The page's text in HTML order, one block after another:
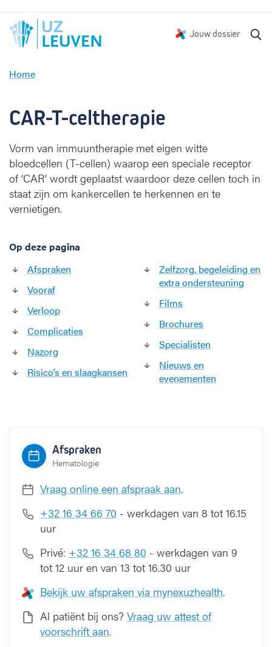
Jouw dossier
Home
R
-
-
c
e
l
t
h
r
p
e
CAR-T-celtherapie
Vorm van immuuntherapie met eigen witte
bloedcellen (T-cellen) waarop een speciale receptor
of ‘CAR’ wordt geplaatst waardoor deze cellen toch in
staat zijn om kankercellen te herkennen en te
vernietigen.
Op deze pagina
Afspraken
Vooraf
Verloop
Complicaties
Nazorg
Risico’s en slaagkansen
Zelfzorg, begeleiding en
extra ondersteuning
Films
Brochures
Specialisten
Nieuws en
evenementen
Afspraken
Hematologie
Vraag online een afspraak aan.
+32 16 34 66 70 - werkdagen van 8 tot 16.15
uur
Privé: +32 16 34 68 80 - werkdagen van 9
tot 12 uur en van 13 tot 16.30 uur
Bekijk uw afspraken via mynexuzhealth.
Al patiënt bij ons? Vraag uw attest of
voorschrift aan.